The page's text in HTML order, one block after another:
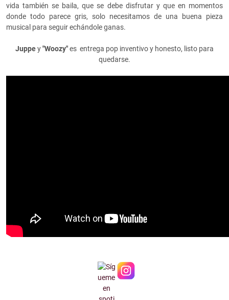
vida también se baila, que se debe disfrutar y que en momentos
donde todo parece gris, solo necesitamos de una buena pieza
musical para seguir echándole ganas.
Juppey"Woozy"es entrega pop inventivo y honesto, listo para
quedarse.